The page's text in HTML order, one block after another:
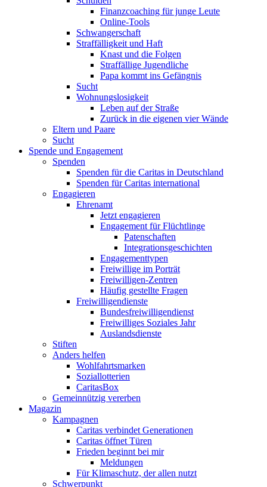
Finanzcoaching für junge Leute
Online-Tools
Schwangerschaft
Straffälligkeit und Haft
Knast und die Folgen
Straffällige Jugendliche
Papa kommt ins Gefängnis
Sucht
Wohnungslosigkeit
Leben auf der Straße
Zurück in die eigenen vier Wände
Eltern und Paare
Sucht
Spende und Engagement
Spenden
Spenden für die Caritas in Deutschland
Spenden für Caritas international
Engagieren
Ehrenamt
Jetzt engagieren
Engagement für Flüchtlinge
Patenschaften
Integrationsgeschichten
Engagementtypen
Freiwillige im Porträt
Freiwilligen-Zentren
Häufig gestellte Fragen
Freiwilligendienste
Bundesfreiwilligendienst
Freiwilliges Soziales Jahr
Auslandsdienste
Stiften
Anders helfen
Wohlfahrtsmarken
Soziallotterien
CaritasBox
Gemeinnützig vererben
Magazin
Kampagnen
Caritas verbindet Generationen
Caritas öffnet Türen
Frieden beginnt bei mir
Meldungen
Für Klimaschutz, der allen nutzt
Schwerpunkt